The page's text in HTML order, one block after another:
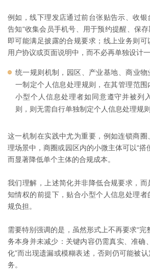
例如，线下理发店通过前台张贴告示、收
告知“收集会员手机号、用于预约提醒、保存
即可能满足披露的合规要求；线上业务则可
用户协议或页面说明中，而不必再单独设计
统一规则机制，园区、产业基地、商业
一制定个人信息处理规则，在其管理范
小型个人信息处理者如同意遵守并被列
则，则无需自行单独制定个人信息处理规则
这一机制在实践中尤为重要，例如连锁商
理场景中，商圈或园区内的小微主体可以“搭
而显著降低单个主体的合规成本。
我们理解，上述简化并非降低合规要求，
知情权的前提下，贴合小型个人信息处理
规负担。
需要特别强调的是，虽然形式上不再要求“完
务本身并未减少：关键内容仍需真实、准确
化”而出现遗漏或模糊表述，否则仍可能被
务。